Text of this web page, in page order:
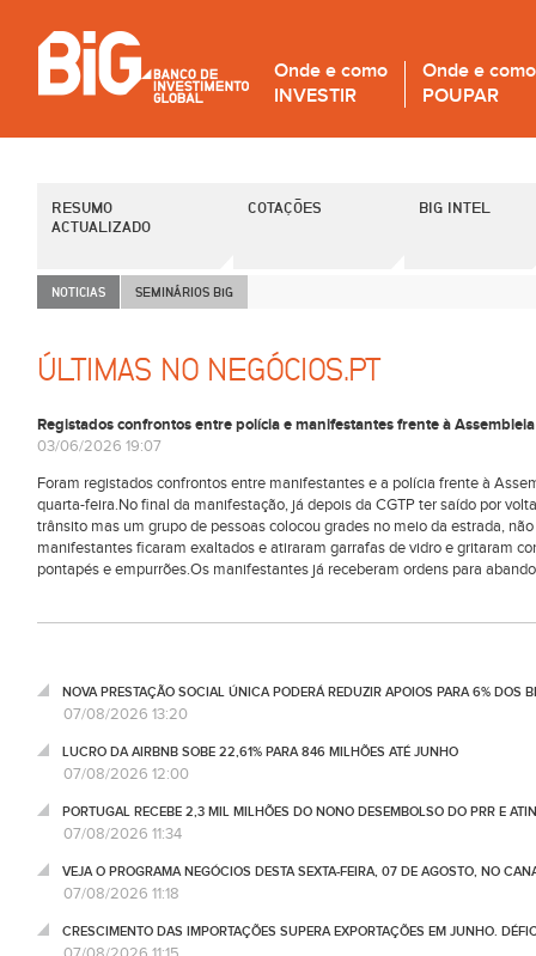
Onde e como
INVESTIR
Onde e como
POUPAR
RESUMO
ACTUALIZADO
COTAÇÕES BIG INTEL
NOTICIAS SEMINÁRIOS BiG
ÚLTIMAS NO NEGÓCIOS.PT
Registados confrontos entre polícia e manifestantes frente à
03/06/2026 19:07
Foram registados confrontos entre manifestantes e a polícia frente à
quarta-feira.No final da manifestação, já depois da CGTP ter saído por
trânsito mas um grupo de pessoas colocou grades no meio da estrada,
manifestantes ficaram exaltados e atiraram garrafas de vidro e gritaram
pontapés e empurrões.Os manifestantes já receberam ordens para
NOVA PRESTAÇÃO SOCIAL ÚNICA PODERÁ REDUZIR APOIOS PARA 6% DOS
07/08/2026 13:20
LUCRO DA AIRBNB SOBE 22,61% PARA 846 MILHÕES ATÉ JUNHO
07/08/2026 12:00
PORTUGAL RECEBE 2,3 MIL MILHÕES DO NONO DESEMBOLSO DO PRR E
07/08/2026 11:34
VEJA O PROGRAMA NEGÓCIOS DESTA SEXTA-FEIRA, 07 DE AGOSTO, NO
07/08/2026 11:18
CRESCIMENTO DAS IMPORTAÇÕES SUPERA EXPORTAÇÕES EM JUNHO.